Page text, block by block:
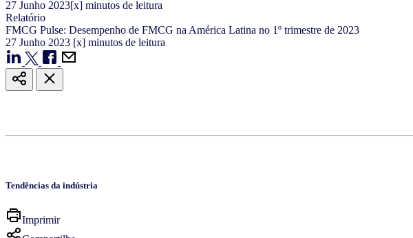
27 Junho 2023[x] minutos de leitura
Relatório
FMCG Pulse: Desempenho de FMCG na América Latina no 1º trimestre de 2023
27 Junho 2023 [x] minutos de leitura
Tendências da indústria
Imprimir